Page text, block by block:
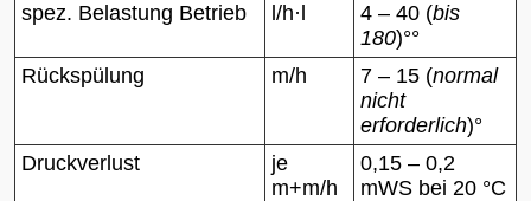
spez. Belastung Betrieb
l/h·l 4 – 40 (bis
180)°°
Rückspülung
m/h 7 – 15 (normal
nicht
erforderlich)°
Druckverlust
je
m+m/h
0,15 – 0,2
mWS bei 20 °C